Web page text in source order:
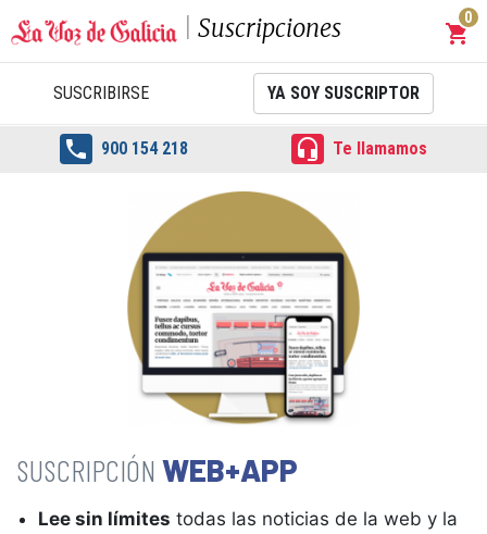
Suscripciones shopping_cart
0
SUSCRIBIRSE YA SOY SUSCRIPTOR
 900 154 218  Te llamamos
WEB+APP
Lee sin límites todas las noticias de la web y la